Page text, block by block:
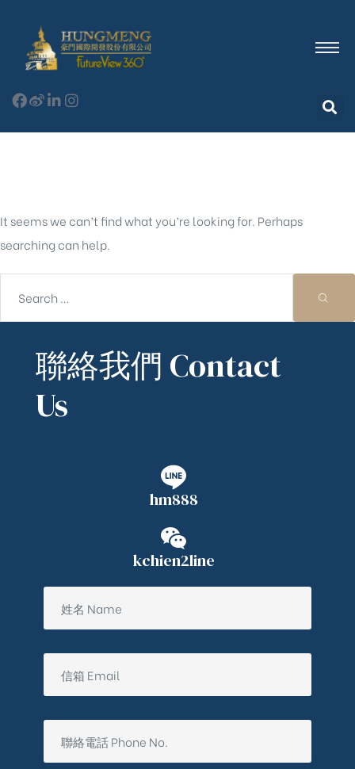
It seems we can’t find what you’re looking for. Perhaps
searching can help.
聯絡我們 Contact
Us
hm888
kchien2line